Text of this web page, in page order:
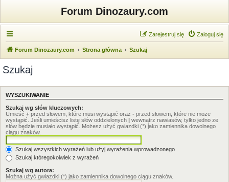
Forum Dinozaury.com
Zaloguj się
Zarejestruj się
Forum Dinozaury.com Strona główna Szukaj
Szukaj
WYSZUKIWANIE
Szukaj wg słów kluczowych:
Umieść + przed słowem, które musi wystąpić oraz - przed słowem, które nie może
wystąpić. Jeśli umieścisz listę słów oddzielonych | wewnątrz nawiasów, tylko jedno ze
słów będzie musiało wystąpić. Możesz użyć gwiazdki (*) jako zamiennika dowolnego
ciągu znaków.
Szukaj wszystkich wyrażeń lub użyj wyrażenia wprowadzonego
Szukaj któregokolwiek z wyrażeń
Szukaj wg autora:
Można użyć gwiazdki (*) jako zamiennika dowolnego ciągu znaków.